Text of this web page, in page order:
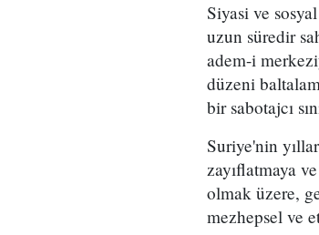
Siyasi ve
uzun süredir
adem-i
düzeni
bir sabotajcı
Suriye'nin
zayıflatmaya
olmak üzere,
mezhepsel ve